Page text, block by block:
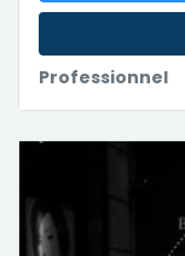
Professionnel